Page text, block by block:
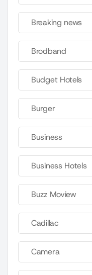
Breaking news
Brodband
Budget Hotels
Burger
Business
Business Hotels
Buzz Moview
Cadillac
Camera